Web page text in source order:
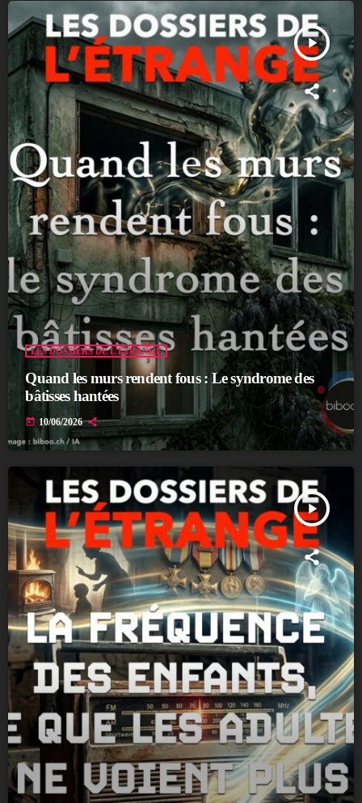
play_arrow
LES DOSSIERS DE L'ÉTRANGE
Quand les murs rendent fous : Le syndrome des
bâtisses hantées
today 10/06/2026
play_arrow